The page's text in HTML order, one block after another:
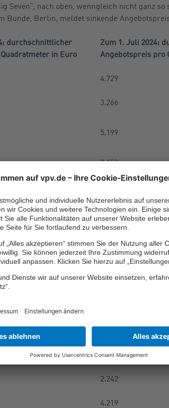
Seven“, nach oben, wenngleich nicht ganz
Bunde, Berlin, meldet sinkende
durchschnittlicher
in Euro
Zum 1. Juli 2024:
Angebotspreis pro
4.729
3.266
5.199
8.153
2.941
4.089
1.817
4.638
2.242
4.219